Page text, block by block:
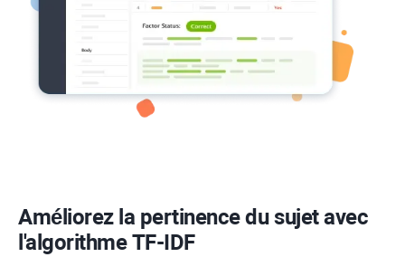
Améliorez la pertinence du sujet avec
l'algorithmeTF-IDF